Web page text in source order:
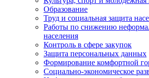
Образование
Труд и социальная защита
Работы по снижению
населения
Контроль в сфере закупок
Защита персональных данных
Формирование комфортной
Социально-экономическое